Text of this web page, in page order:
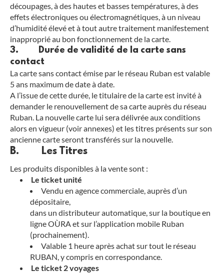
découpages, à des hautes et basses températures, à des
effets électroniques ou électromagnétiques, à un niveau
d’humidité élevé et à tout autre traitement manifestement
inapproprié au bon fonctionnement de la carte.
3. Durée de validité de la carte sans
contact
La carte sans contact émise par le réseau Ruban est valable
5 ans maximum de date à date.
A l’issue de cette durée, le titulaire de la carte est invité à
demander le renouvellement de sa carte auprès du réseau
Ruban. La nouvelle carte lui sera délivrée aux conditions
alors en vigueur (voir annexes) et les titres présents sur son
ancienne carte seront transférés sur la nouvelle.
B. Les Titres
Les produits disponibles à la vente sont :
Le ticket unité
Vendu en agence commerciale, auprès d’un
dépositaire,
dans un distributeur automatique, sur la boutique en
ligne OÙRA et sur l’application mobile Ruban
(prochainement).
Valable 1 heure après achat sur tout le réseau
RUBAN, y compris en correspondance.
Le ticket 2 voyages